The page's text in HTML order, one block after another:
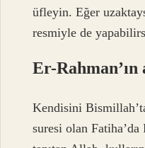
üfleyin. Eğer
resmiyle de
Er-Rahman’ın
Kendisini
suresi olan